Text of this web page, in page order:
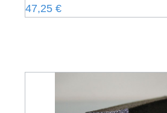
Regulärer Preis:
47,25 €